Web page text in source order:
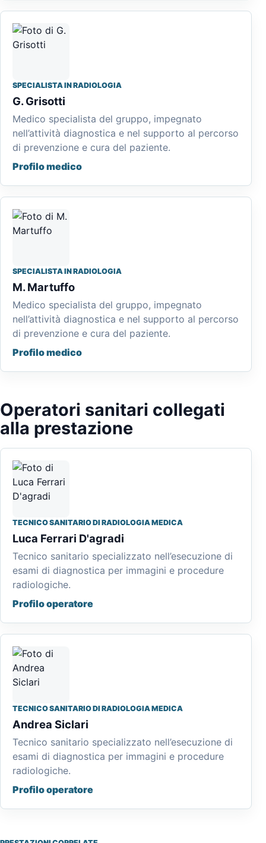
SPECIALISTA IN RADIOLOGIA
G. Grisotti
Medico specialista del gruppo, impegnato
nell’attività diagnostica e nel supporto al percorso
di prevenzione e cura del paziente.
Profilo medico
SPECIALISTA IN RADIOLOGIA
M. Martuffo
Medico specialista del gruppo, impegnato
nell’attività diagnostica e nel supporto al percorso
di prevenzione e cura del paziente.
Profilo medico
Operatori sanitari collegati
alla prestazione
TECNICO SANITARIO DI RADIOLOGIA MEDICA
Luca Ferrari D'agradi
Tecnico sanitario specializzato nell’esecuzione di
esami di diagnostica per immagini e procedure
radiologiche.
Profilo operatore
TECNICO SANITARIO DI RADIOLOGIA MEDICA
Andrea Siclari
Tecnico sanitario specializzato nell’esecuzione di
esami di diagnostica per immagini e procedure
radiologiche.
Profilo operatore